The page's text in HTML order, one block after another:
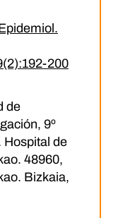
200
de
9º
Hospital de
48960,
Bizkaia,